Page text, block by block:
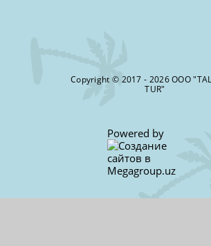
Copyright © 2017 - 2026 ООО
TUR"
Powered by